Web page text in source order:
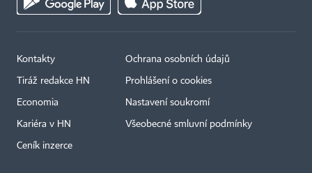
Kontakty
Tiráž redakce HN
Economia
Kariéra v HN
Ceník inzerce
Ochrana osobních údajů
Prohlášení o cookies
Nastavení soukromí
Všeobecné smluvní podmínky